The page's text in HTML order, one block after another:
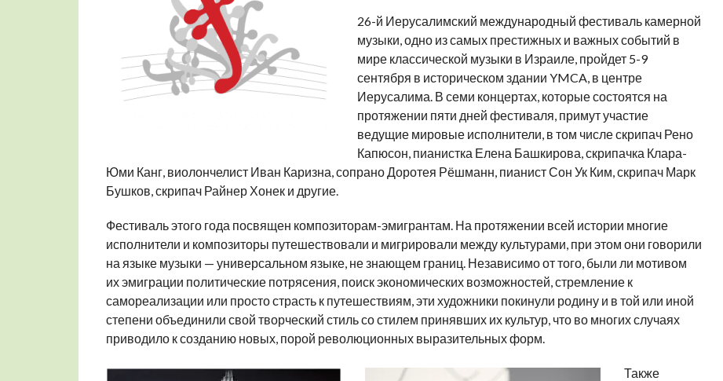
26-й Иерусалимский международный фестиваль камерной
музыки, одно из самых престижных и важных событий в
мире классической музыки в Израиле, пройдет 5-9
сентября в историческом здании YMCA, в центре
Иерусалима. В семи концертах, которые состоятся на
протяжении пяти дней фестиваля, примут участие
ведущие мировые исполнители, в том числе скрипач Рено
Капюсон, пианистка Елена Башкирова, скрипачка Клара-
Юми Канг, виолончелист Иван Каризна, сопрано Доротея Рёшманн, пианист Сон Ук Ким, скрипач Марк
Бушков, скрипач Райнер Хонек и другие.
Фестиваль этого года посвящен композиторам-эмигрантам. На протяжении всей истории многие
исполнители и композиторы путешествовали и мигрировали между культурами, при этом они говорили
на языке музыки — универсальном языке, не знающем границ. Независимо от того, были ли мотивом
их эмиграции политические потрясения, поиск экономических возможностей, стремление к
самореализации или просто страсть к путешествиям, эти художники покинули родину и в той или иной
степени объединили свой творческий стиль со стилем принявших их культур, что во многих случаях
приводило к созданию новых, порой революционных выразительных форм.
Также